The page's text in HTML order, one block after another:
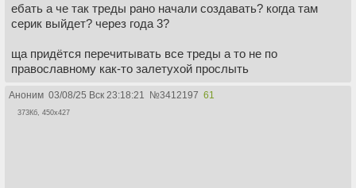
ебать а че так треды рано начали создавать? когда там
серик выйдет? через года 3?
ща придётся перечитывать все треды а то не по
православному как-то залетухой прослыть
Аноним 03/08/25 Вск 23:18:21 №3412197 61
373Кб, 450x427